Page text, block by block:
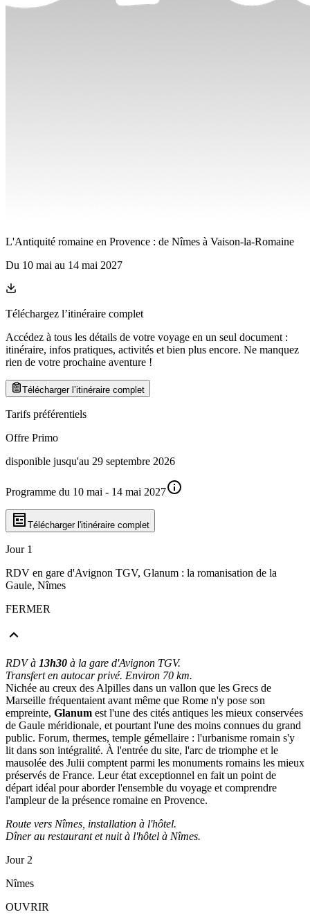
L'Antiquité romaine en Provence : de Nîmes à Vaison-la-Romaine
Du 10 mai au 14 mai 2027
Téléchargez l’itinéraire complet
Accédez à tous les détails de votre voyage en un seul document :
itinéraire, infos pratiques, activités et bien plus encore. Ne manquez
rien de votre prochaine aventure !
Télécharger l’itinéraire complet
Tarifs préférentiels
Offre Primo
disponible jusqu'au 29 septembre 2026
Programme du 10 mai - 14 mai 2027
Télécharger l'itinéraire complet
Jour 1
RDV en gare d'Avignon TGV, Glanum : la romanisation de la
Gaule, Nîmes
FERMER
RDV à 13h30 à la gare d'Avignon TGV.
Transfert en autocar privé. Environ 70 km.
Nichée au creux des Alpilles dans un vallon que les Grecs de
Marseille fréquentaient avant même que Rome n'y pose son
empreinte, Glanum est l'une des cités antiques les mieux conservées
de Gaule méridionale, et pourtant l'une des moins connues du grand
public. Forum, thermes, temple gémellaire : l'urbanisme romain s'y
lit dans son intégralité. À l'entrée du site, l'arc de triomphe et le
mausolée des Julii comptent parmi les monuments romains les mieux
préservés de France. Leur état exceptionnel en fait un point de
départ idéal pour aborder l'ensemble du voyage et comprendre
l'ampleur de la présence romaine en Provence.
Route vers Nîmes, installation à l'hôtel.
Dîner au restaurant et nuit à l'hôtel à Nîmes.
Jour 2
Nîmes
OUVRIR